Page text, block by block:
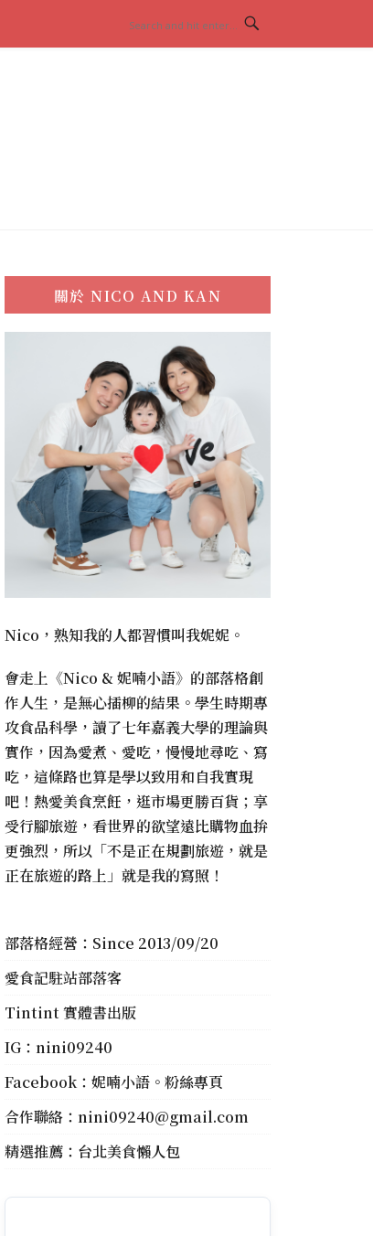
關於NICO AND KAN
Nico，熟知我的人都習慣叫我妮妮。
會走上《Nico & 妮喃小語》的部落格創
作人生，是無心插柳的結果。學生時期專
攻食品科學，讀了七年嘉義大學的理論與
實作，因為愛煮、愛吃，慢慢地尋吃、寫
吃，這條路也算是學以致用和自我實現
吧！熱愛美食烹飪，逛市場更勝百貨；享
受行腳旅遊，看世界的欲望遠比購物血拚
更強烈，所以「不是正在規劃旅遊，就是
正在旅遊的路上」就是我的寫照！
部落格經營：Since 2013/09/20
愛食記駐站部落客
Tintint 實體書出版
IG：nini09240
Facebook：妮喃小語。粉絲專頁
合作聯絡：nini09240@gmail.com
精選推薦： 台北美食懶人包